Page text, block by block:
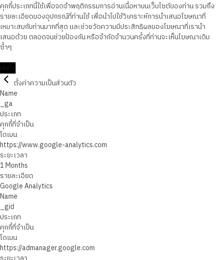
คุกกี้ประเภทนี้ใช้เพื่อจดจำพฤติกรรมการอ่านเนื้อหาบนเว็บไซต์ของท่าน รวมถึง
รายละเอียดของอุปกรณ์ที่ท่านใช้ เพื่อนำไปใช้วิเคราะห์การนำเสนอโฆษณาที่
เหมาะสมกับท่านมากที่สุด และช่วยวัดความมีประสิทธิผลของโฆษณาที่เรานำ
เสนอด้วย ตลอดจนช่วยป้องกัน หรือจำกัดจำนวนครั้งที่ท่านจะเห็นโฆษณาเดิม
ซ้ำๆ
ตั้งค่าความเป็นส่วนตัว
Name
_ga
ประเภท
คุกกี้ที่จำเป็น
โดเมน
https://www.google-analytics.com
ระยะเวลา
1 Months
รายละเอียด
Google Analytics
Name
_gid
ประเภท
คุกกี้ที่จำเป็น
โดเมน
https://admanager.google.com